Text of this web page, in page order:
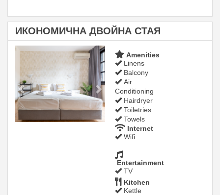
ИКОНОМИЧНА ДВОЙНА СТАЯ
Previous
Next
Amenities
Linens
Balcony
Air
Conditioning
Hairdryer
Toiletries
Towels
Internet
Wifi
Entertainment
TV
Kitchen
Kettle